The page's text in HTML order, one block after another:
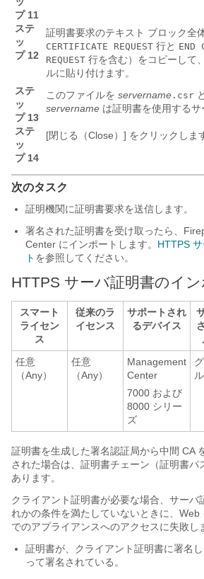
プ 11
ステ
ッ
プ 12
証明書要求のテキスト ブロック全
CERTIFICATE REQUEST 行と END
REQUEST 行を含む）をコピーして
ルに貼り付けます。
ステ
ッ
プ 13
このファイルを servername .csr
servername は証明書を使用するサ
ステ
ッ
プ 14
[閉じる（Close）] をクリックしま
次のタスク
証明機関に証明書要求を送信します。
署名された証明書を受け取ったら、
Center にインポートします。 HTTPS
ト を参照してください。
HTTPS サーバ証明書のイン
スマート
ライセン
ス
従来のラ
イセンス
サポートされ
るデバイス
任意
（Any）
任意
（Any）
Management
Center
7000 および
8000 シリー
ズ
証明書を生成した署名認証局から中間 CA
された場合は、証明書チェーン（証明書パ
あります。
クライアント証明書が必要な場合、サーバ
れかの条件を満たしていないときに、Web
でのアプライアンスへのアクセスに失敗し
証明書が、クライアント証明書に署名
って署名されている。